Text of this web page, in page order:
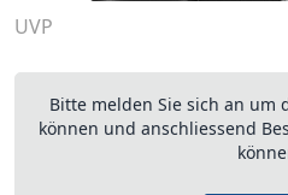
UVP
Bitte melden Sie sich an um
können und anschliessend